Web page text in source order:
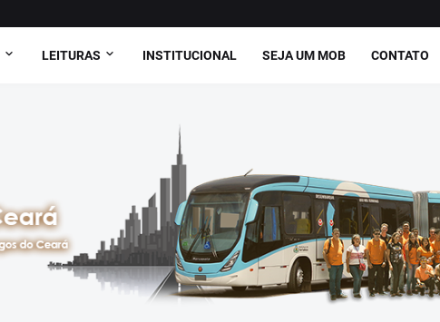
LEITURAS INSTITUCIONAL SEJA UM MOB CONTATO